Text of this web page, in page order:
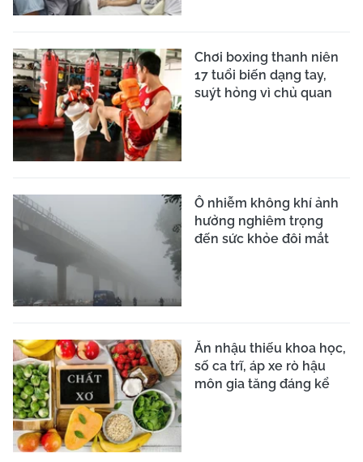
Chơi boxing thanh niên
17 tuổi biến dạng tay,
suýt hỏng vì chủ quan
Ô nhiễm không khí ảnh
hưởng nghiêm trọng
đến sức khỏe đôi mắt
Ăn nhậu thiếu khoa học,
số ca trĩ, áp xe rò hậu
môn gia tăng đáng kể